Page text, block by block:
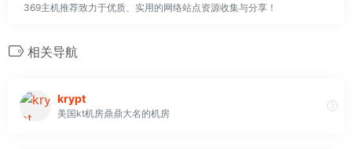
369主机推荐致力于优质、实用的网络站点资源收集与分享！
相关导航
krypt
美国kt机房鼎鼎大名的机房